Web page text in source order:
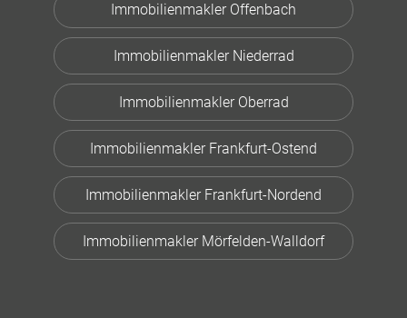
Immobilienmakler Offenbach
Immobilienmakler Niederrad
Immobilienmakler Oberrad
Immobilienmakler Frankfurt-Ostend
Immobilienmakler Frankfurt-Nordend
Immobilienmakler Mörfelden-Walldorf